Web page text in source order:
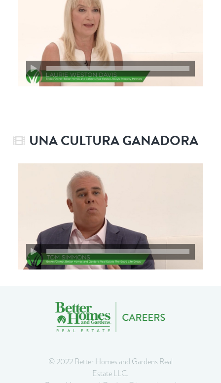
UNA CULTURA GANADORA
© 2022 Better Homes and Gardens Real
Estate LLC.